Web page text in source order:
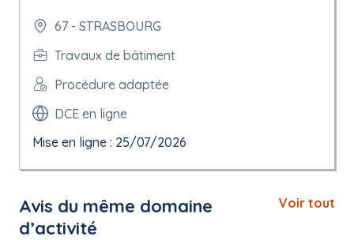
67 - STRASBOURG
Travaux de bâtiment
Procédure adaptée
DCE en ligne
Mise en ligne : 25/07/2026
Avis du même domaine
d’activité
Voir tout